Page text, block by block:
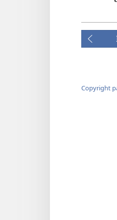
Copyright